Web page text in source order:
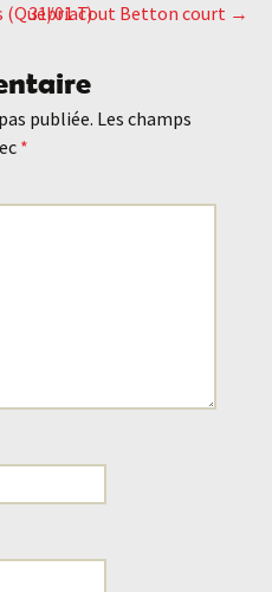
(Quebriac)
31/01 Tout Betton court →
publiée. Les champs
*